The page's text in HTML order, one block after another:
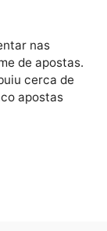
e do
bolões, que
um
concorrer
no
de